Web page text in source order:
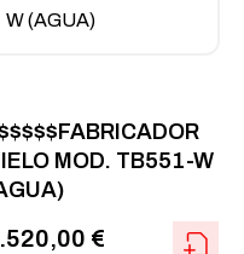
MOD. TB551-W
€